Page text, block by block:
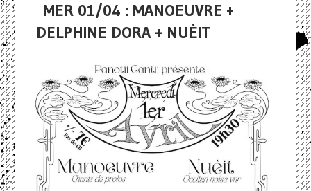
MER 01/04 : MANOEUVRE +
DELPHINE DORA + NUÈIT